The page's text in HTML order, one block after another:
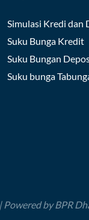
Simulasi Kredi dan
Suku Bunga Kredit
Suku Bungan
Suku bunga
by BPR